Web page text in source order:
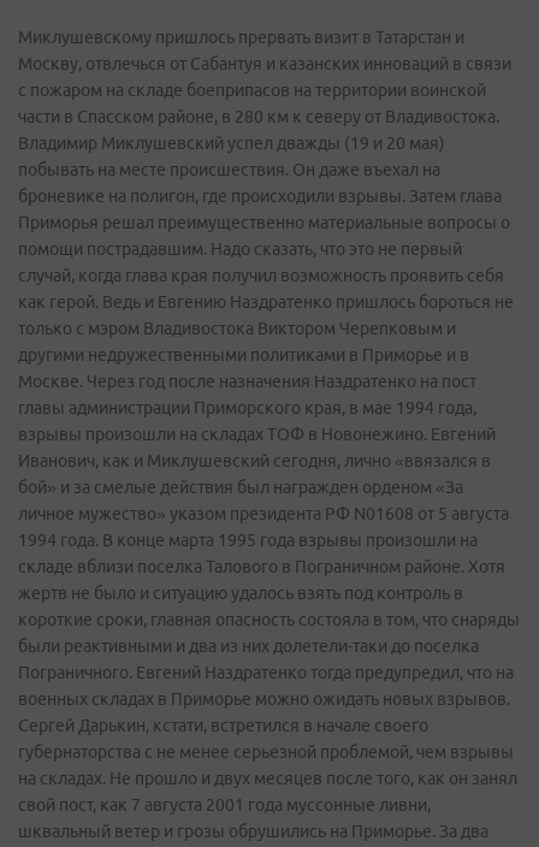
Миклушевскому пришлось прервать визит в Татарстан и
Москву, отвлечься от Сабантуя и казанских инноваций в связи
с пожаром на складе боеприпасов на территории воинской
части в Спасском районе, в 280 км к северу от Владивостока.
Владимир Миклушевский успел дважды (19 и 20 мая)
побывать на месте происшествия. Он даже въехал на
броневике на полигон, где происходили взрывы. Затем глава
Приморья решал преимущественно материальные вопросы о
помощи пострадавшим. Надо сказать, что это не первый
случай, когда глава края получил возможность проявить себя
как герой. Ведь и Евгению Наздратенко пришлось бороться не
только с мэром Владивостока Виктором Черепковым и
другими недружественными политиками в Приморье и в
Москве. Через год после назначения Наздратенко на пост
главы администрации Приморского края, в мае 1994 года,
взрывы произошли на складах ТОФ в Новонежино. Евгений
Иванович, как и Миклушевский сегодня, лично «ввязался в
бой» и за смелые действия был награжден орденом «За
личное мужество» указом президента РФ N01608 от 5 августа
1994 года. В конце марта 1995 года взрывы произошли на
складе вблизи поселка Талового в Пограничном районе. Хотя
жертв не было и ситуацию удалось взять под контроль в
короткие сроки, главная опасность состояла в том, что снаряды
были реактивными и два из них долетели-таки до поселка
Пограничного. Евгений Наздратенко тогда предупредил, что на
военных складах в Приморье можно ожидать новых взрывов.
Сергей Дарькин, кстати, встретился в начале своего
губернаторства с не менее серьезной проблемой, чем взрывы
на складах. Не прошло и двух месяцев после того, как он занял
свой пост, как 7 августа 2001 года муссонные ливни,
шквальный ветер и грозы обрушились на Приморье. За два